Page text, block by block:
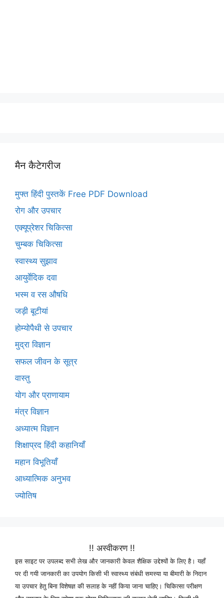
मैन कैटेगरीज
मुफ्त हिंदी पुस्तकें Free PDF Download
रोग और उपचार
एक्यूप्रेशर चिकित्सा
चुम्बक चिकित्सा
स्वास्थ्य सुझाव
आयुर्वेदिक दवा
भस्म व रस औषधि
जड़ी बूटीयां
होम्योपैथी से उपचार
मुद्रा विज्ञान
सफल जीवन के सूत्र
वास्तु
योग और प्राणायाम
मंत्र विज्ञान
अध्यात्म विज्ञान
शिक्षाप्रद हिंदी कहानियाँ
महान विभूतियाँ
आध्यात्मिक अनुभव
ज्योतिष
!! अस्वीकरण !!
इस साइट पर उपलब्द सभी लेख और जानकारी केवल शैक्षिक उद्देश्यों के लिए है। यहाँ
पर दी गयी जानकारी का उपयोग किसी भी स्वास्थ्य संबंधी समस्या या बीमारी के निदान
या उपचार हेतु बिना विशेषज्ञ की सलाह के नहीं किया जाना चाहिए। चिकित्सा परीक्षण